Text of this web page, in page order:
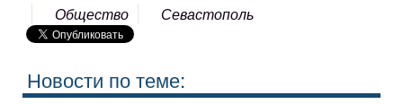
Общество Севастополь
Новости по теме: